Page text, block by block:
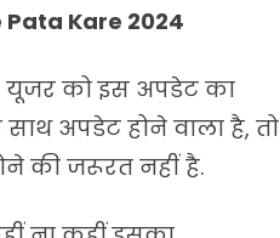
Pata Kare 2024
यूजर को इस अपडेट का
अपडेट होने वाला है, तो
की जरूरत नहीं है.